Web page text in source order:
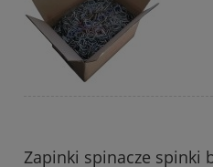
Zapinki spinacze spinki